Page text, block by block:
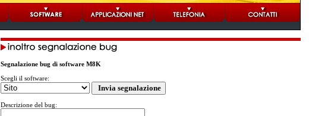
Segnalazione bug di software M8K
Scegli il software:
Descrizione del bug: